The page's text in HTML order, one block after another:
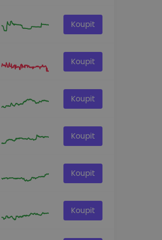
Koupit
Koupit
Koupit
Koupit
Koupit
Koupit